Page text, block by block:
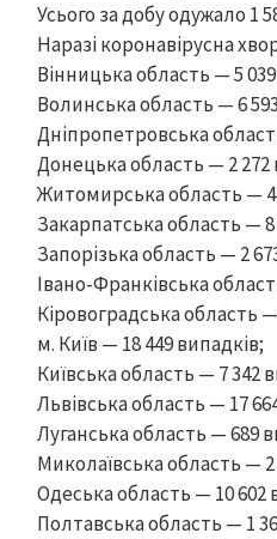
Усього за добу одужало 1
Наразі коронавірусна
Вінницька область — 5
Волинська область — 6
Дніпропетровська
Донецька область — 2
Житомирська область — 4
Закарпатська область —
Запорізька область — 2
Івано-Франківська
Кіровоградська область
м. Київ — 18 449 випадків;
Київська область — 7 342
Львівська область — 17
Луганська область — 689
Миколаївська область —
Одеська область — 10 602
Полтавська область — 1